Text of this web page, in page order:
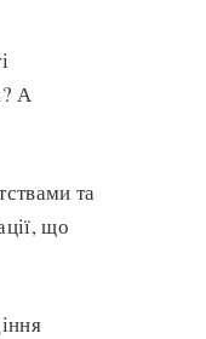
А
та
що